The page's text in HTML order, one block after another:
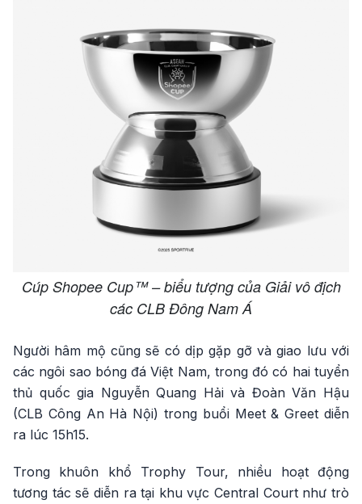
Cúp Shopee Cup™ – biểu tượng của Giải vô địch
các CLB Đông Nam Á
Người hâm mộ cũng sẽ có dịp gặp gỡ và giao lưu với
các ngôi sao bóng đá Việt Nam, trong đó có hai tuyển
thủ quốc gia Nguyễn Quang Hải và Đoàn Văn Hậu
(CLB Công An Hà Nội) trong buổi Meet & Greet diễn
ra lúc 15h15.
Trong khuôn khổ Trophy Tour, nhiều hoạt động
tương tác sẽ diễn ra tại khu vực Central Court như trò